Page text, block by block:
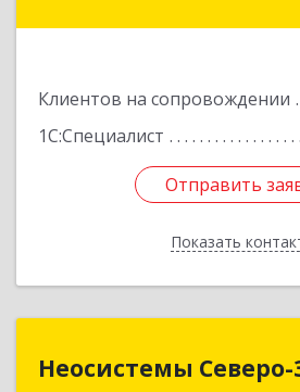
Клиентов на сопровождении
1С:Специалист
Отправить
Показать
Отправить
Назад
Неосистемы